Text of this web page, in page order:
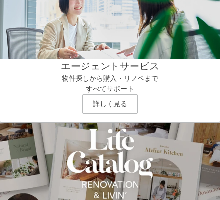
エージェントサービス
物件探しから購入・リノベまで
すべてサポート
詳しく見る